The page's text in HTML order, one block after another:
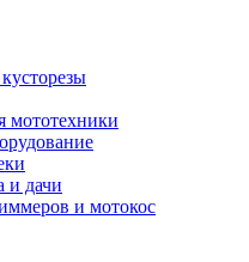
мототехники
и дачи
и мотокос